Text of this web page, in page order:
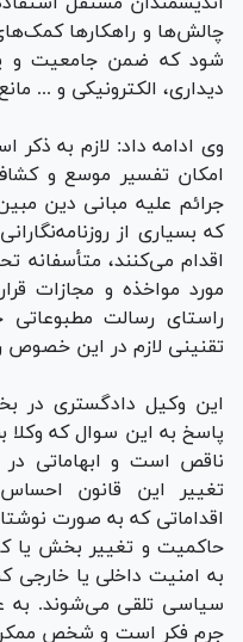
چالش‌ها و راهکار‌ها
شود که ضمن جامعیت و
دیداری، الکترونیکی و ...
وی ادامه داد: لازم به
امکان تفسیر موسع و
جرائم علیه مبانی دین
که بسیاری از
اقدام می‌کنند، متأسفانه
مورد مواخذه و مجازات
راستای رسالت مطبوعاتی
تقنینی لازم در این خصوص
این وکیل دادگستری در
پاسخ به این سوال که وکلا
ناقص است و ابهاماتی در
تغییر این قانون
اقداماتی که به صورت
حاکمیت و تغییر بخش یا
به امنیت داخلی یا خارجی
سیاسی تلقی می‌شوند. به
جرم فکر است و شخص ممکن